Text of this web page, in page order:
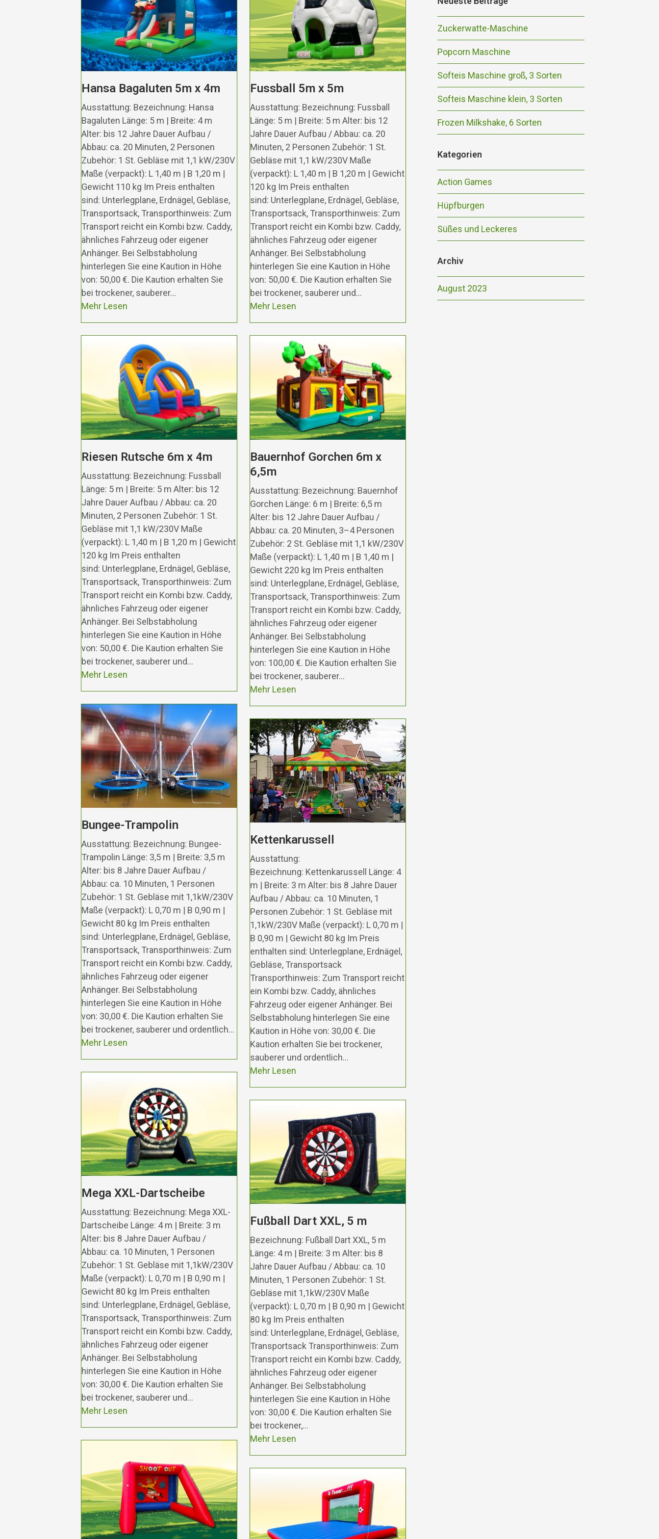
Hansa Bagaluten 5m x 4m
Ausstattung: Bezeichnung: Hansa
Bagaluten Länge: 5 m | Breite: 4 m
Alter: bis 12 Jahre Dauer Aufbau /
Abbau: ca. 20 Minuten, 2 Personen
Zubehör: 1 St. Gebläse mit 1,1 kW/230V
Maße (verpackt): L 1,40 m | B 1,20 m |
Gewicht 110 kg Im Preis enthalten
sind: Unterlegplane, Erdnägel, Gebläse,
Transportsack, Transporthinweis: Zum
Transport reicht ein Kombi bzw. Caddy,
ähnliches Fahrzeug oder eigener
Anhänger. Bei Selbstabholung
hinterlegen Sie eine Kaution in Höhe
von: 50,00 €. Die Kaution erhalten Sie
bei trockener, sauberer…
Mehr Lesen
Fussball 5m x 5m
Ausstattung: Bezeichnung: Fussball
Länge: 5 m | Breite: 5 m Alter: bis 12
Jahre Dauer Aufbau / Abbau: ca. 20
Minuten, 2 Personen Zubehör: 1 St.
Gebläse mit 1,1 kW/230V Maße
(verpackt): L 1,40 m | B 1,20 m | Gewicht
120 kg Im Preis enthalten
sind: Unterlegplane, Erdnägel, Gebläse,
Transportsack, Transporthinweis: Zum
Transport reicht ein Kombi bzw. Caddy,
ähnliches Fahrzeug oder eigener
Anhänger. Bei Selbstabholung
hinterlegen Sie eine Kaution in Höhe
von: 50,00 €. Die Kaution erhalten Sie
bei trockener, sauberer und…
Mehr Lesen
Riesen Rutsche 6m x 4m
Ausstattung: Bezeichnung: Fussball
Länge: 5 m | Breite: 5 m Alter: bis 12
Jahre Dauer Aufbau / Abbau: ca. 20
Minuten, 2 Personen Zubehör: 1 St.
Gebläse mit 1,1 kW/230V Maße
(verpackt): L 1,40 m | B 1,20 m | Gewicht
120 kg Im Preis enthalten
sind: Unterlegplane, Erdnägel, Gebläse,
Transportsack, Transporthinweis: Zum
Transport reicht ein Kombi bzw. Caddy,
ähnliches Fahrzeug oder eigener
Anhänger. Bei Selbstabholung
hinterlegen Sie eine Kaution in Höhe
von: 50,00 €. Die Kaution erhalten Sie
bei trockener, sauberer und…
Mehr Lesen
Bauernhof Gorchen 6m x
6,5m
Ausstattung: Bezeichnung: Bauernhof
Gorchen Länge: 6 m | Breite: 6,5 m
Alter: bis 12 Jahre Dauer Aufbau /
Abbau: ca. 20 Minuten, 3–4 Personen
Zubehör: 2 St. Gebläse mit 1,1 kW/230V
Maße (verpackt): L 1,40 m | B 1,40 m |
Gewicht 220 kg Im Preis enthalten
sind: Unterlegplane, Erdnägel, Gebläse,
Transportsack, Transporthinweis: Zum
Transport reicht ein Kombi bzw. Caddy,
ähnliches Fahrzeug oder eigener
Anhänger. Bei Selbstabholung
hinterlegen Sie eine Kaution in Höhe
von: 100,00 €. Die Kaution erhalten Sie
bei trockener, sauberer…
Mehr Lesen
Bungee-Trampolin
Ausstattung: Bezeichnung: Bungee-
Trampolin Länge: 3,5 m | Breite: 3,5 m
Alter: bis 8 Jahre Dauer Aufbau /
Abbau: ca. 10 Minuten, 1 Personen
Zubehör: 1 St. Gebläse mit 1,1kW/230V
Maße (verpackt): L 0,70 m | B 0,90 m |
Gewicht 80 kg Im Preis enthalten
sind: Unterlegplane, Erdnägel, Gebläse,
Transportsack, Transporthinweis: Zum
Transport reicht ein Kombi bzw. Caddy,
ähnliches Fahrzeug oder eigener
Anhänger. Bei Selbstabholung
hinterlegen Sie eine Kaution in Höhe
von: 30,00 €. Die Kaution erhalten Sie
bei trockener, sauberer und ordentlich…
Mehr Lesen
Kettenkarussell
Ausstattung:
Bezeichnung: Kettenkarussell Länge: 4
m | Breite: 3 m Alter: bis 8 Jahre Dauer
Aufbau / Abbau: ca. 10 Minuten, 1
Personen Zubehör: 1 St. Gebläse mit
1,1kW/230V Maße (verpackt): L 0,70 m |
B 0,90 m | Gewicht 80 kg Im Preis
enthalten sind: Unterlegplane, Erdnägel,
Gebläse, Transportsack
Transporthinweis: Zum Transport reicht
ein Kombi bzw. Caddy, ähnliches
Fahrzeug oder eigener Anhänger. Bei
Selbstabholung hinterlegen Sie eine
Kaution in Höhe von: 30,00 €. Die
Kaution erhalten Sie bei trockener,
sauberer und ordentlich…
Mehr Lesen
Mega XXL-Dartscheibe
Ausstattung: Bezeichnung: Mega XXL-
Dartscheibe Länge: 4 m | Breite: 3 m
Alter: bis 8 Jahre Dauer Aufbau /
Abbau: ca. 10 Minuten, 1 Personen
Zubehör: 1 St. Gebläse mit 1,1kW/230V
Maße (verpackt): L 0,70 m | B 0,90 m |
Gewicht 80 kg Im Preis enthalten
sind: Unterlegplane, Erdnägel, Gebläse,
Transportsack, Transporthinweis: Zum
Transport reicht ein Kombi bzw. Caddy,
ähnliches Fahrzeug oder eigener
Anhänger. Bei Selbstabholung
hinterlegen Sie eine Kaution in Höhe
von: 30,00 €. Die Kaution erhalten Sie
bei trockener, sauberer und…
Mehr Lesen
Fußball Dart XXL, 5 m
Bezeichnung: Fußball Dart XXL, 5 m
Länge: 4 m | Breite: 3 m Alter: bis 8
Jahre Dauer Aufbau / Abbau: ca. 10
Minuten, 1 Personen Zubehör: 1 St.
Gebläse mit 1,1kW/230V Maße
(verpackt): L 0,70 m | B 0,90 m | Gewicht
80 kg Im Preis enthalten
sind: Unterlegplane, Erdnägel, Gebläse,
Transportsack Transporthinweis: Zum
Transport reicht ein Kombi bzw. Caddy,
ähnliches Fahrzeug oder eigener
Anhänger. Bei Selbstabholung
hinterlegen Sie eine Kaution in Höhe
von: 30,00 €. Die Kaution erhalten Sie
bei trockener,…
Mehr Lesen
Zuckerwatte-Maschine
Popcorn Maschine
Softeis Maschine groß, 3 Sorten
Softeis Maschine klein, 3 Sorten
Frozen Milkshake, 6 Sorten
Kategorien
Action Games
Hüpfburgen
Süßes und Leckeres
Archiv
August 2023